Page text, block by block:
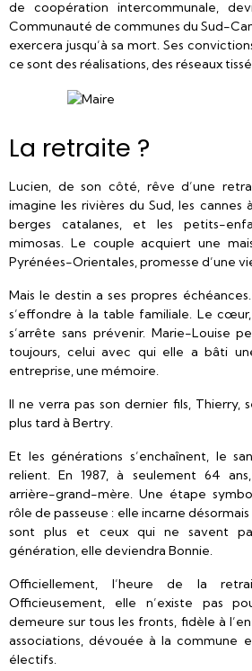
de coopération intercommunale,
Communauté de communes du Sud-
exercera jusqu’à sa mort. Ses
ce sont des réalisations, des réseaux
La retraite ?
Lucien, de son côté, rêve d’une
imagine les rivières du Sud, les cannes
berges catalanes, et les petits-
mimosas. Le couple acquiert une
Pyrénées-Orientales, promesse d’une
Mais le destin a ses propres
s’effondre à la table familiale. Le
s’arrête sans prévenir. Marie-Louise
toujours, celui avec qui elle a bâti
entreprise, une mémoire.
Il ne verra pas son dernier fils, Thierry,
plus tard à Bertry.
Et les générations s’enchaînent, le
relient. En 1987, à seulement 64
arrière-grand-mère. Une étape
rôle de passeuse : elle incarne
sont plus et ceux qui ne savent
génération, elle deviendra Bonnie.
Officiellement, l’heure de la
Officieusement, elle n’existe pas
demeure sur tous les fronts, fidèle à
associations, dévouée à la commune
électifs.